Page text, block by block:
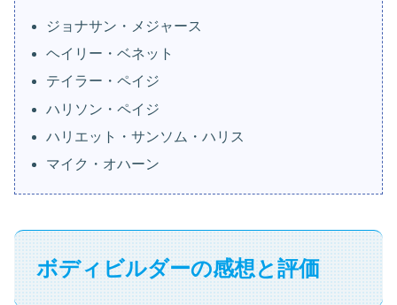
ジョナサン・メジャース
ヘイリー・ベネット
テイラー・ペイジ
ハリソン・ペイジ
ハリエット・サンソム・ハリス
マイク・オハーン
ボディビルダーの感想と評価